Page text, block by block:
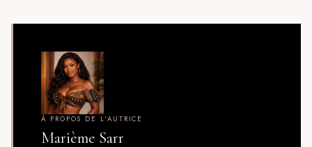
À PROPOS DE L'AUTRICE
Marième Sarr